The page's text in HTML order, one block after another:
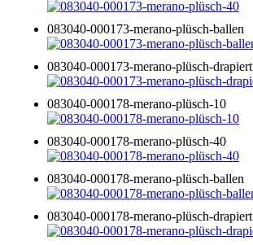
083040-000173-merano-plüsch-ballen
083040-000173-merano-plüsch-drapiert
083040-000178-merano-plüsch-10
083040-000178-merano-plüsch-40
083040-000178-merano-plüsch-ballen
083040-000178-merano-plüsch-drapiert